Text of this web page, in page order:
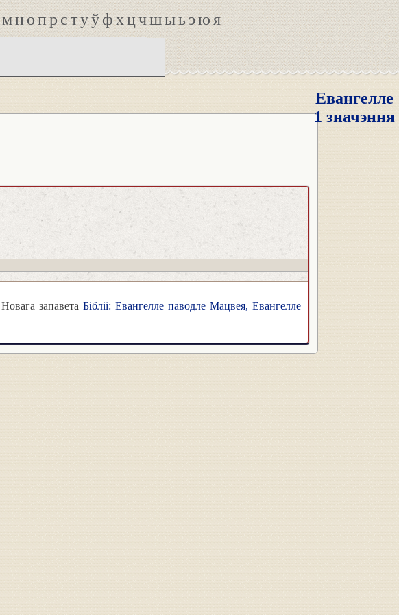
мнопрстуўфхцчшыьэюя
Евангелле
1 значэння
Новага запавета Бібліі: Евангелле паводле Мацвея, Евангелле